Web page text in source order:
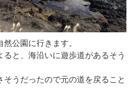
公園に行きます。
ると、海沿いに遊歩道があるそう
そうだったので元の道を戻ること